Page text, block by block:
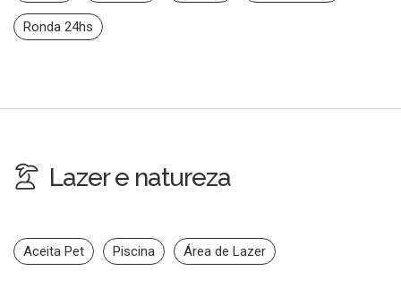
Ronda 24hs
Lazer e natureza
Aceita Pet Piscina Área de Lazer